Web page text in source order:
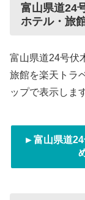
富山県道24
ホテル・旅
富山県道24号伏
旅館を楽天トラ
ップで表示しま
►富山県道24